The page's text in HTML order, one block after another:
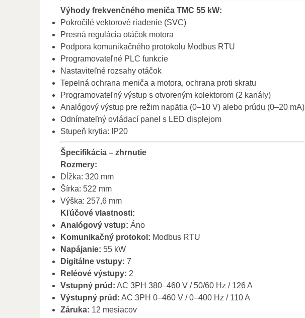
Výhody frekvenčného meniča TMC 55 kW:
Pokročilé vektorové riadenie (SVC)
Presná regulácia otáčok motora
Podpora komunikačného protokolu Modbus RTU
Programovateľné PLC funkcie
Nastaviteľné rozsahy otáčok
Tepelná ochrana meniča a motora, ochrana proti skratu
Programovateľný výstup s otvoreným kolektorom (2 kanály)
Analógový výstup pre režim napätia (0–10 V) alebo prúdu (0–20 mA)
Odnímateľný ovládací panel s LED displejom
Stupeň krytia: IP20
Špecifikácia – zhrnutie
Rozmery:
Dĺžka: 320 mm
Šírka: 522 mm
Výška: 257,6 mm
Kľúčové vlastnosti:
Analógový vstup: Áno
Komunikačný protokol: Modbus RTU
Napájanie: 55 kW
Digitálne vstupy: 7
Reléové výstupy: 2
Vstupný prúd: AC 3PH 380–460 V / 50/60 Hz / 126 A
Výstupný prúd: AC 3PH 0–460 V / 0–400 Hz / 110 A
Záruka: 12 mesiacov